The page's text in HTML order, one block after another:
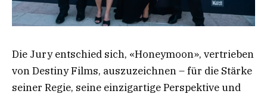
Die Jury entschied sich, «Honeymoon», vertrieben
von Destiny Films, auszuzeichnen – für die Stärke
seiner Regie, seine einzigartige Perspektive und